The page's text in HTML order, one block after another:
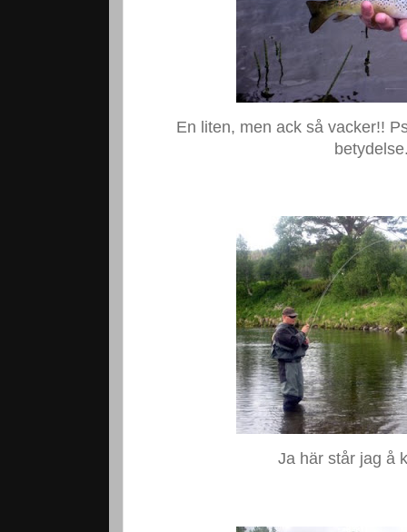
En liten, men ack så vacker!!
Ja här står jag å